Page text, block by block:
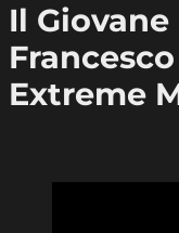
Il
Extreme